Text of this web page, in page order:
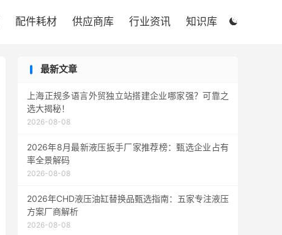

配件耗材 供应商库 行业资讯 知识库
最新文章
上海正规多语言外贸独立站搭建企业哪家强？可靠之
选大揭秘！
2026-08-08
2026年8月最新液压扳手厂家推荐榜：甄选企业占有
率全景解码
2026-08-08
2026年CHD液压油缸替换品甄选指南：五家专注液压
方案厂商解析
2026-08-08